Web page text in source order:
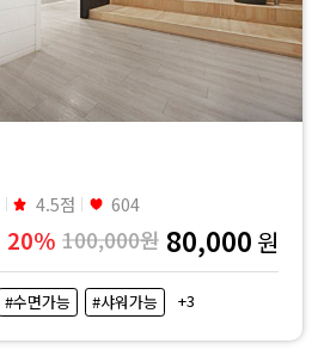
4.5점 604
20% 100,000원 80,000 원
#수면가능 #샤워가능 +3